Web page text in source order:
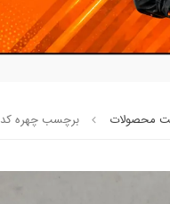
محصولات برچسب چهره کدo17